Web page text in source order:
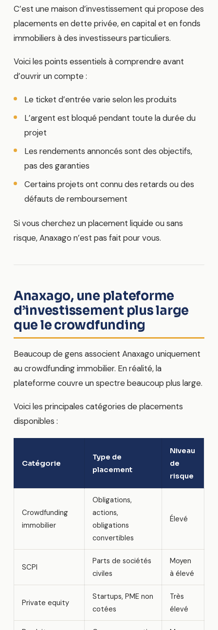
C’est une maison d’investissement qui propose des
placements en dette privée, en capital et en fonds
immobiliers à des investisseurs particuliers.
Voici les points essentiels à comprendre avant
d’ouvrir un compte :
Le ticket d’entrée varie selon les produits
L’argent est bloqué pendant toute la durée du
projet
Les rendements annoncés sont des objectifs,
pas des garanties
Certains projets ont connu des retards ou des
défauts de remboursement
Si vous cherchez un placement liquide ou sans
risque, Anaxago n’est pas fait pour vous.
Anaxago, une plateforme
d’investissement plus large
que le crowdfunding
Beaucoup de gens associent Anaxago uniquement
au crowdfunding immobilier. En réalité, la
plateforme couvre un spectre beaucoup plus large.
Voici les principales catégories de placements
disponibles :
Catégorie
Type de
placement
Niveau
de
risque
Crowdfunding
immobilier
Obligations,
actions,
obligations
convertibles
Élevé
SCPI
Parts de sociétés
civiles
Moyen
à élevé
Private equity
Startups, PME non
cotées
Très
élevé